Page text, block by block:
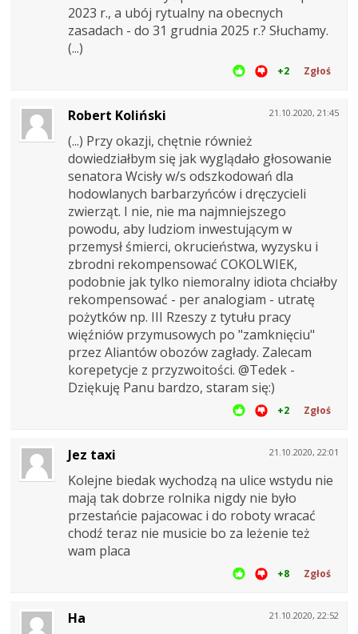
2023 r., a ubój rytualny na obecnych
zasadach - do 31 grudnia 2025 r.? Słuchamy.
(...)
+2 Zgłoś
21.10.2020, 21:45
Robert Koliński
(...) Przy okazji, chętnie również
dowiedziałbym się jak wyglądało głosowanie
senatora Wcisły w/s odszkodowań dla
hodowlanych barbarzyńców i dręczycieli
zwierząt. I nie, nie ma najmniejszego
powodu, aby ludziom inwestującym w
przemysł śmierci, okrucieństwa, wyzysku i
zbrodni rekompensować COKOLWIEK,
podobnie jak tylko niemoralny idiota chciałby
rekompensować - per analogiam - utratę
pożytków np. III Rzeszy z tytułu pracy
więźniów przymusowych po "zamknięciu"
przez Aliantów obozów zagłady. Zalecam
korepetycje z przyzwoitości. @Tedek -
Dziękuję Panu bardzo, staram się:)
+2 Zgłoś
21.10.2020, 22:01
Jez taxi
Kolejne biedak wychodzą na ulice wstydu nie
mają tak dobrze rolnika nigdy nie było
przestańcie pajacowac i do roboty wracać
chodź teraz nie musicie bo za leżenie też
wam placa
+8 Zgłoś
21.10.2020, 22:52
Ha